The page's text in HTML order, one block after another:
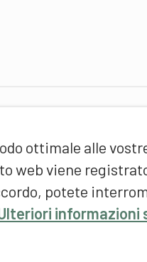
ottimale alle
web viene
potete
informazioni